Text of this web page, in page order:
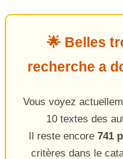
🌟 Belles
recherche a
Vous voyez
10 textes des
Il reste encore 741
critères dans le